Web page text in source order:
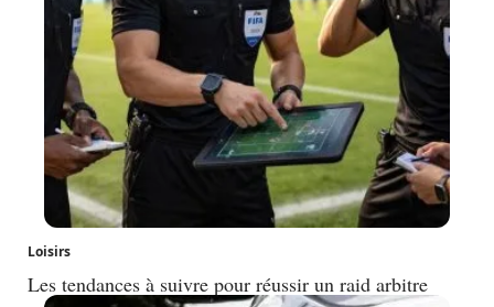
Loisirs
Les tendances à suivre pour réussir un raid arbitre